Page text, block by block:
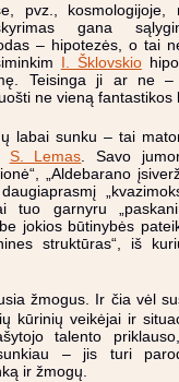
pvz., kosmologijoje,
gana
– hipotezės, o tai
I. Šklovskio
Teisinga ji ar ne
ne vieną fantastikos
labai sunku – tai
S. Lemas . Savo
„Aldebarano
tuo garnyru
jokios būtinybės
struktūras“, iš
žmogus. Ir čia vėl
kūrinių veikėjai ir
talento
– jis turi
ir žmogų.